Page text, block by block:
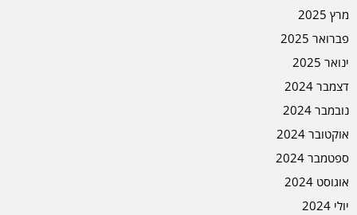
מרץ 2025
פברואר 2025
ינואר 2025
דצמבר 2024
נובמבר 2024
אוקטובר 2024
ספטמבר 2024
אוגוסט 2024
יולי 2024